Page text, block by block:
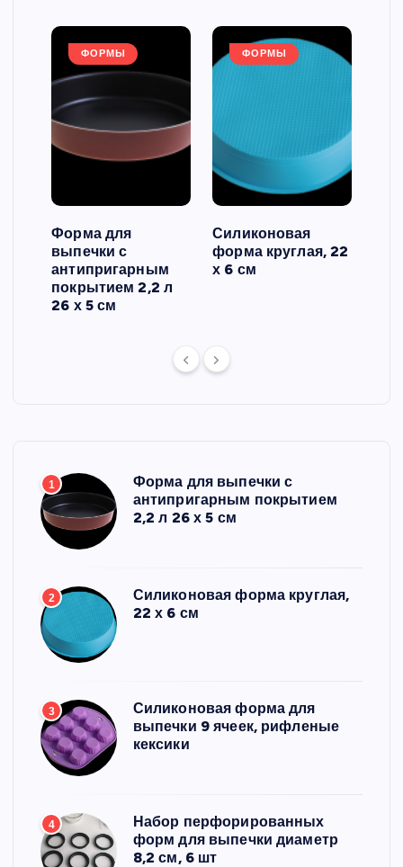
ФОРМЫ
Форма для
выпечки с
антипригарным
покрытием 2,2 л
26 х 5 см
ФОРМЫ
Силиконовая
форма круглая, 22
х 6 см
1
Форма для выпечки с
антипригарным покрытием
2,2 л 26 х 5 см
2
Силиконовая форма круглая,
22 х 6 см
3
Силиконовая форма для
выпечки 9 ячеек, рифленые
кексики
4
Набор перфорированных
форм для выпечки диаметр
8,2 см, 6 шт